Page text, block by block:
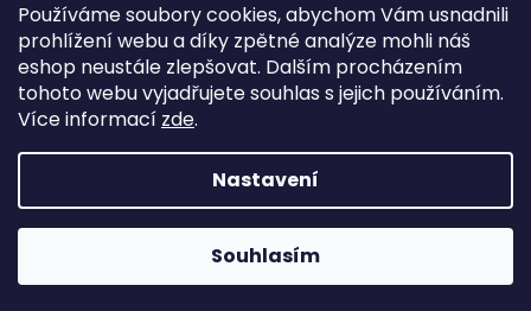
Používáme soubory cookies, abychom Vám usnadnili
prohlížení webu a díky zpětné analýze mohli náš
eshop neustále zlepšovat. Dalším procházením
tohoto webu vyjadřujete souhlas s jejich používáním.
Více informací zde.
Nastavení
Souhlasím
Doprava ZDARMA od 2000 Kč! Dárek k objednávce od 2500
Copyright 2026eCigarety ZUMI. Všechna práva
vyhrazena.